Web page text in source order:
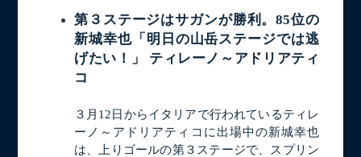
第３ステージはサガンが勝利。85位の
新城幸也「明日の山岳ステージでは逃
げたい！」 ティレーノ～アドリアティ
コ
３月12日からイタリアで行われているティレ
ーノ～アドリアティコに出場中の新城幸也
は、上りゴールの第３ステージで、スプリン